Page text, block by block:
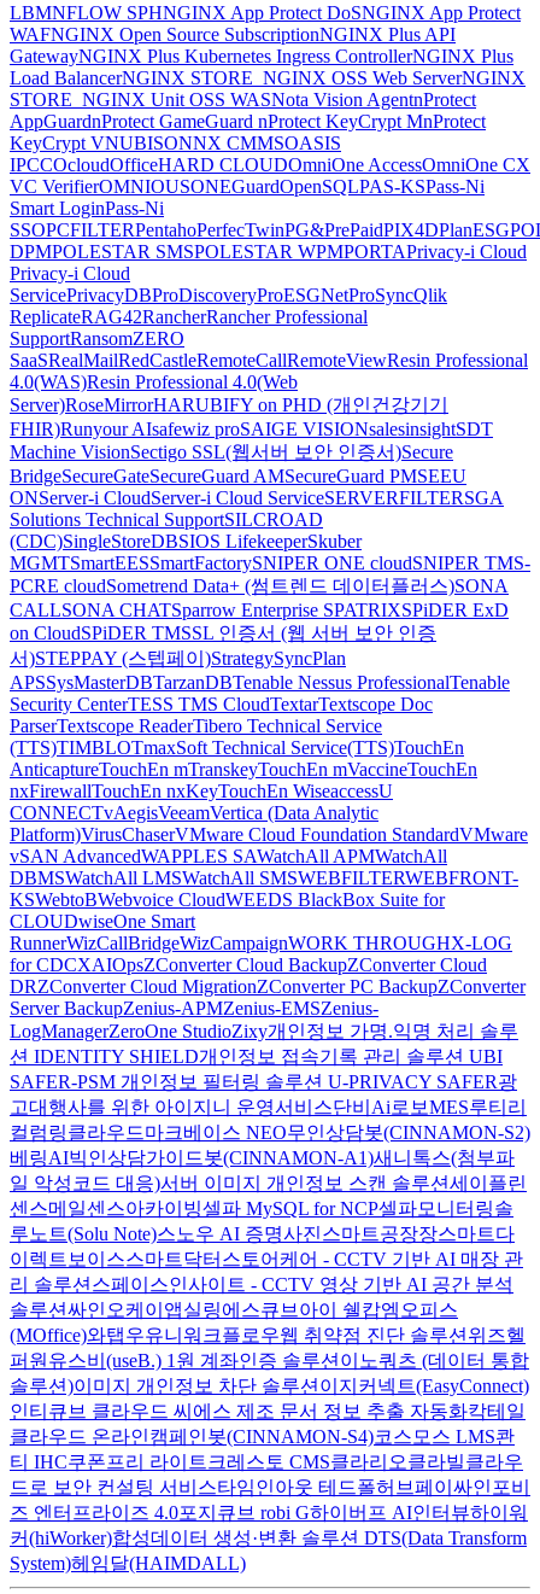
LBMNFLOW SPHNGINX App Protect DoSNGINX App Protect
WAFNGINX Open Source SubscriptionNGINX Plus API
GatewayNGINX Plus Kubernetes Ingress ControllerNGINX Plus
Load BalancerNGINX STORE_NGINX OSS Web ServerNGINX
STORE_NGINX Unit OSS WASNota Vision AgentnProtect
AppGuardnProtect GameGuard nProtect KeyCrypt MnProtect
KeyCrypt VNUBISONNX CMMSOASIS
IPCCOcloudOfficeHARD CLOUDOmniOne AccessOmniOne CX
VC VerifierOMNIOUSONEGuardOpenSQLPAS-KSPass-Ni
Smart LoginPass-Ni
SSOPCFILTERPentahoPerfecTwinPG&PrePaidPIX4DPlanESG
DPMPOLESTAR SMSPOLESTAR WPMPORTAPrivacy-i Cloud
Privacy-i Cloud
ServicePrivacyDBProDiscoveryProESGNetProSyncQlik
ReplicateRAG42RancherRancher Professional
SupportRansomZERO
SaaSRealMailRedCastleRemoteCallRemoteViewResin Professional
4.0(WAS)Resin Professional 4.0(Web
Server)RoseMirrorHARUBIFY on PHD (개인건강기기
FHIR)Runyour AIsafewiz proSAIGE VISIONsalesinsightSDT
Machine VisionSectigo SSL(웹서버 보안 인증서)Secure
BridgeSecureGateSecureGuard AMSecureGuard PMSEEU
ONServer-i CloudServer-i Cloud ServiceSERVERFILTERSGA
Solutions Technical SupportSILCROAD
(CDC)SingleStoreDBSIOS LifekeeperSkuber
MGMTSmartEESSmartFactorySNIPER ONE cloudSNIPER TMS-
PCRE cloudSometrend Data+ (썸트렌드 데이터플러스)SONA
CALLSONA CHATSparrow Enterprise SPATRIXSPiDER ExD
on CloudSPiDER TMSSL 인증서 (웹 서버 보안 인증
서)STEPPAY (스텝페이)StrategySyncPlan
APSSysMasterDBTarzanDBTenable Nessus ProfessionalTenable
Security CenterTESS TMS CloudTextarTextscope Doc
ParserTextscope ReaderTibero Technical Service
(TTS)TIMBLOTmaxSoft Technical Service(TTS)TouchEn
AnticaptureTouchEn mTranskeyTouchEn mVaccineTouchEn
nxFirewallTouchEn nxKeyTouchEn WiseaccessU
CONNECTvAegisVeeamVertica (Data Analytic
Platform)VirusChaserVMware Cloud Foundation StandardVMware
vSAN AdvancedWAPPLES SAWatchAll APMWatchAll
DBMSWatchAll LMSWatchAll SMSWEBFILTERWEBFRONT-
KSWebtoBWebvoice CloudWEEDS BlackBox Suite for
CLOUDwiseOne Smart
RunnerWizCallBridgeWizCampaignWORK THROUGHX-LOG
for CDCXAIOpsZConverter Cloud BackupZConverter Cloud
DRZConverter Cloud MigrationZConverter PC BackupZConverter
Server BackupZenius-APMZenius-EMSZenius-
LogManagerZeroOne StudioZixy개인정보 가명.익명 처리 솔루
션 IDENTITY SHIELD개인정보 접속기록 관리 솔루션 UBI
SAFER-PSM 개인정보 필터링 솔루션 U-PRIVACY SAFER광
고대행사를 위한 아이지니 운영서비스단비Ai로보MES루티 리
컬럼링클라우드마크베이스 NEO무인상담봇(CINNAMON-S2)
베링AI빅인상담가이드봇(CINNAMON-A1)새니톡스(첨부파
일 악성코드 대응)서버 이미지 개인정보 스캔 솔루션세이플린
센스메일센스아카이빙셀파 MySQL for NCP셀파모니터링솔
루노트(Solu Note)스노우 AI 증명사진스마트공장장스마트다
이렉트보이스스마트닥터 스토어케어 - CCTV 기반 AI 매장 관
리 솔루션 스페이스인사이트 - CCTV 영상 기반 AI 공간 분석
솔루션싸인오케이 앱실링에스큐브아이 쉘캅엠오피스
(MOffice)와탭우유니 워크플로우웹 취약점 진단 솔루션 위즈헬
퍼원 유스비(useB.) 1원 계좌인증 솔루션 이노쿼츠 (데이터 통합
솔루션)이미지 개인정보 차단 솔루션 이지커넥트(EasyConnect)
인티큐브 클라우드 씨에스 제조 문서 정보 추출 자동화칵테일
클라우드 온라인캠페인봇(CINNAMON-S4)코스모스 LMS콴
티 IHC쿠폰프리 라이트 크레스토 CMS클라리오클라빌클라우
드로 보안 컨설팅 서비스타임인아웃 테드폴허브페이싸인 포비
즈 엔터프라이즈 4.0포지큐브 robi G하이버프 AI인터뷰하이워
커(hiWorker)합성데이터 생성·변환 솔루션 DTS(Data Transform
System)헤임달(HAIMDALL)